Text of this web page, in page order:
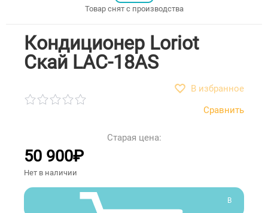
Товар снят с производства
Кондиционер Loriot
Скай LAC-18AS
В избранное
Сравнить
Старая цена:
50 900₽
Нет в наличии
В